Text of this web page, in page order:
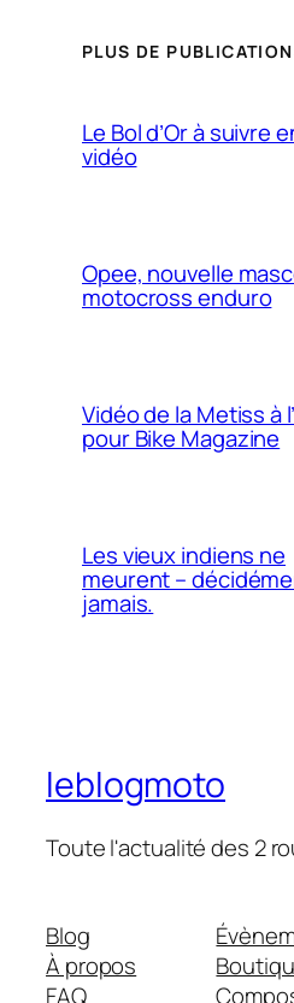
PLUS DE
Le Bol d’Or à suivre
vidéo
Opee, nouvelle
motocross enduro
Vidéo de la Metiss à
pour Bike Magazine
Les vieux indiens ne
meurent –
jamais.
leblogmoto
Toute l'actualité des 2
Blog
À propos
FAQ